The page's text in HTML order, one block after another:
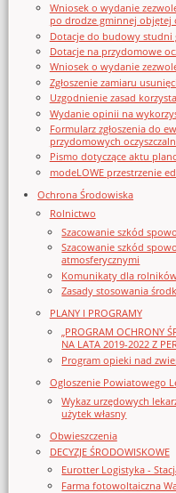
Wniosek o wydanie
po drodze gminnej objętej
Dotacje do budowy studni
Dotacje na przydomowe
Wniosek o wydanie
Zgłoszenie zamiaru
Uzgodnienie zasad
Wydanie opinii na
Formularz zgłoszenia do
przydomowych
Pismo dotyczące aktu
modeLOWE przestrzenie
Ochrona Środowiska
Rolnictwo
Szacowanie szkód
Szacowanie szkód
atmosferycznymi
Komunikaty dla
Zasady stosowania
PLANY I PROGRAMY
„PROGRAM OCHRONY
NA LATA 2019-2022 Z
Program opieki nad
Ogloszenie Powiatowego
Wykaz urzędowych
użytek własny
Obwieszczenia
DECYZJE ŚRODOWISKOWE
Eurotter Logistyka -
Farma fotowoltaiczna